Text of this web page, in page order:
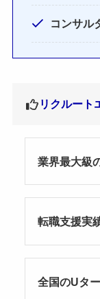
コンサル
リクルート
業界最大級
転職支援実
全国のUタ